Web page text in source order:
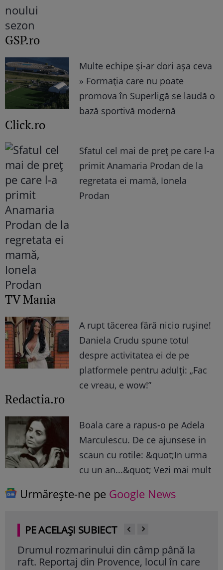
GSP.ro
Multe echipe și-ar dori așa ceva
» Formația care nu poate
promova în Superligă se laudă o
bază sportivă modernă
Click.ro
Sfatul cel mai de preț pe care l-a
primit Anamaria Prodan de la
regretata ei mamă, Ionela
Prodan
TV Mania
A rupt tăcerea fără nicio rușine!
Daniela Crudu spune totul
despre activitatea ei de pe
platformele pentru adulți: „Fac
ce vreau, e wow!”
Redactia.ro
Boala care a rapus-o pe Adela
Marculescu. De ce ajunsese in
scaun cu rotile: &quot;In urma
cu un an...&quot; Vezi mai mult
Urmărește-ne pe Google News
PE ACELAȘI SUBIECT
Culoarea de unghii a verii în 2026
Citește mai multe